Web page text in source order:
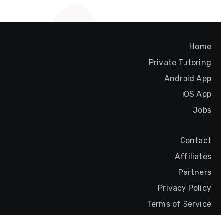
Home
Private Tutoring
Android App
iOS App
Jobs
Contact
Affiliates
Partners
Privacy Policy
Terms of Service